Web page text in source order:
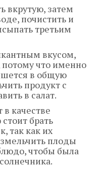
вкрутую, затем
почистить и
третьим
вкусом,
потому что именно
в общую
продукт с
в салат.
качестве
брать
так как их
плоды
чтобы была